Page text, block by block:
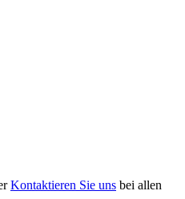
Kontaktieren Sie uns bei allen